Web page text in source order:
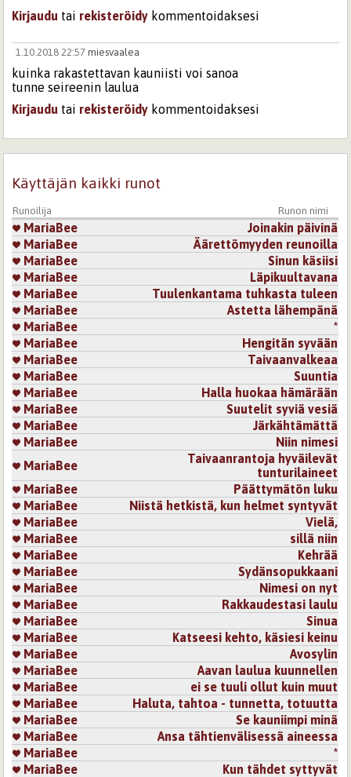
Kirjaudu tai rekisteröidy kommentoidaksesi
1.10.2018 22:57 miesvaalea
kuinka rakastettavan kauniisti voi sanoa
tunne seireenin laulua
Kirjaudu tai rekisteröidy kommentoidaksesi
Sivut
Käyttäjän kaikki runot
Runoilija Runon nimi
MariaBee
Joinakin päivinä
MariaBee
Äärettömyyden reunoilla
MariaBee
Sinun käsiisi
MariaBee
Läpikuultavana
MariaBee
Tuulenkantama tuhkasta tuleen
MariaBee
Astetta lähempänä
MariaBee
*
MariaBee
Hengitän syvään
MariaBee
Taivaanvalkeaa
MariaBee
Suuntia
MariaBee
Halla huokaa hämärään
MariaBee
Suutelit syviä vesiä
MariaBee
Järkähtämättä
MariaBee
Niin nimesi
MariaBee
Taivaanrantoja hyväilevät
tunturilaineet
MariaBee
Päättymätön luku
MariaBee
Niistä hetkistä, kun helmet syntyvät
MariaBee
Vielä,
MariaBee
sillä niin
MariaBee
Kehrää
MariaBee
Sydänsopukkaani
MariaBee
Nimesi on nyt
MariaBee
Rakkaudestasi laulu
MariaBee
Sinua
MariaBee
Katseesi kehto, käsiesi keinu
MariaBee
Avosylin
MariaBee
Aavan laulua kuunnellen
MariaBee
ei se tuuli ollut kuin muut
MariaBee
Haluta, tahtoa - tunnetta, totuutta
MariaBee
Se kauniimpi minä
MariaBee
Ansa tähtienvälisessä aineessa
MariaBee
*
MariaBee
Kun tähdet syttyvät